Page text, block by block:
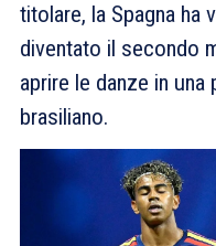
titolare, la Spagna ha
diventato il secondo
aprire le danze in
brasiliano.